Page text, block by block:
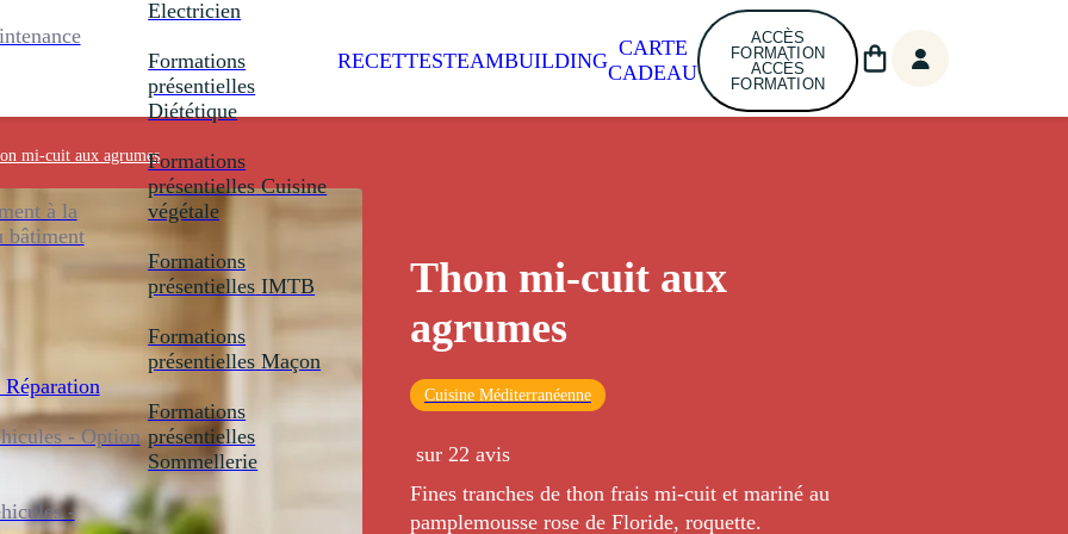
à la
bâtiment
- Option
-
Electricien
Formations
présentielles
Diététique
Formations
présentielles Cuisine
végétale
Formations
présentielles IMTB
Formations
présentielles Maçon
Formations
présentielles
Sommellerie
RECETTESTEAMBUILDING
CARTE
CADEAU
ACCÈS
FORMATION
ACCÈS
FORMATION
mi-cuit aux agrumes
Thon mi-cuit aux
agrumes
Cuisine Méditerranéenne
sur 22 avis
Fines tranches de thon frais mi-cuit et mariné au
pamplemousse rose de Floride, roquette.